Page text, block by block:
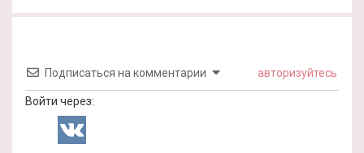
Подписаться на комментарии авторизуйтесь
Войти через: